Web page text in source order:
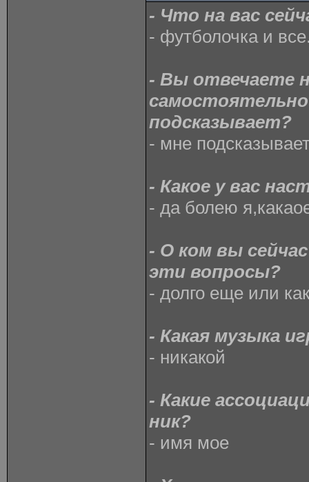
- Что на вас
- футболочка и
- Вы отвечаете
подсказывает?
- мне
- Какое у вас
- да болею
- О ком вы
эти вопросы?
- долго еще или как
- Какая музыка
- никакой
- Какие
ник?
- имя мое